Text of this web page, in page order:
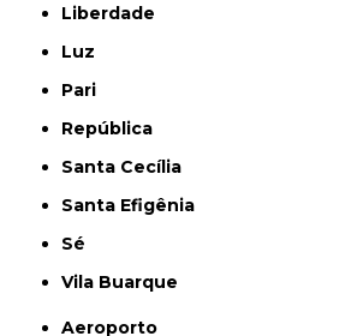
Liberdade
Luz
Pari
República
Santa Cecília
Santa Efigênia
Sé
Vila Buarque
Aeroporto